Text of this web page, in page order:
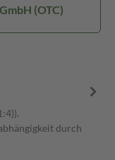
(OTC)
durch